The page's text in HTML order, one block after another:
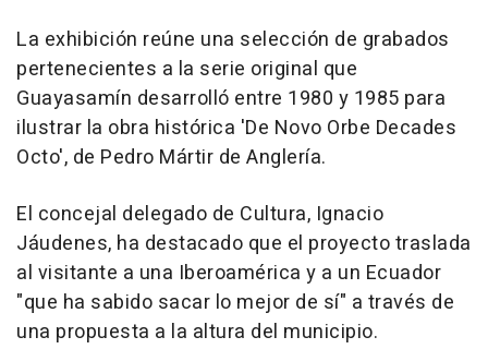
La exhibición reúne una selección de grabados
pertenecientes a la serie original que
Guayasamín desarrolló entre 1980 y 1985 para
ilustrar la obra histórica 'De Novo Orbe Decades
Octo', de Pedro Mártir de Anglería.
El concejal delegado de Cultura, Ignacio
Jáudenes, ha destacado que el proyecto traslada
al visitante a una Iberoamérica y a un Ecuador
"que ha sabido sacar lo mejor de sí" a través de
una propuesta a la altura del municipio.